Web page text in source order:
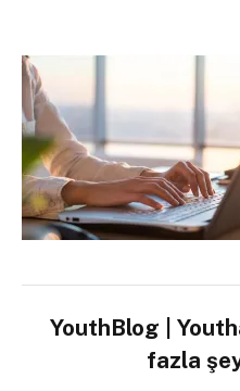
YouthBlog |
fazla